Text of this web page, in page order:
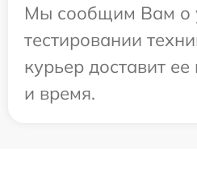
Мы сообщим Вам о
тестировании
курьер доставит
и время.